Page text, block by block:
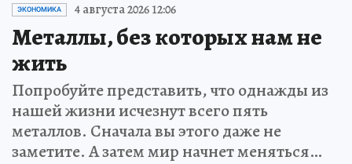
ЭКОНОМИКА 4 августа 2026 12:06
Металлы, без которых нам не
жить
Попробуйте представить, что однажды из
нашей жизни исчезнут всего пять
металлов. Сначала вы этого даже не
заметите. А затем мир начнет меняться…